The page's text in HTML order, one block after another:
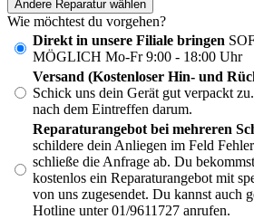
Andere Reparatur wählen
Wie möchtest du vorgehen?
Direkt in unsere Filiale bringen
MÖGLICH Mo-Fr 9:00 - 18:00 Uhr
Versand (Kostenloser Hin- und
Schick uns dein Gerät gut verpackt
nach dem Eintreffen darum.
Reparaturangebot bei mehreren
schildere dein Anliegen im Feld
schließe die Anfrage ab. Du
kostenlos ein Reparaturangebot mit
von uns zugesendet. Du kannst auch
Hotline unter 01/9611727 anrufen.